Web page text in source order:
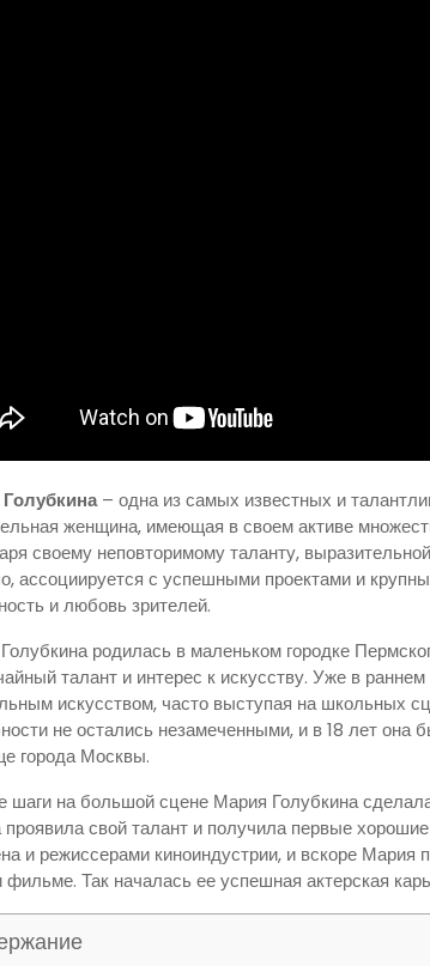
– одна из самых известных и
женщина, имеющая в своем активе
своему неповторимому таланту,
ассоциируется с успешными проектами и
и любовь зрителей.
родилась в маленьком городке
талант и интерес к искусству. Уже в
искусством, часто выступая на школьных
не остались незамеченными, и в 18 лет она
города Москвы.
шаги на большой сцене Мария Голубкина
проявила свой талант и получила первые
и режиссерами киноиндустрии, и вскоре Мария
фильме. Так началась ее успешная актерская